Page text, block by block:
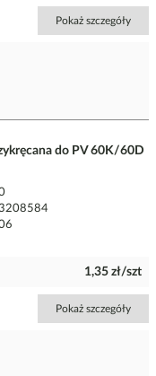
Pokaż szczegóły
do PV 60K/60D
1,35 zł/szt
Pokaż szczegóły